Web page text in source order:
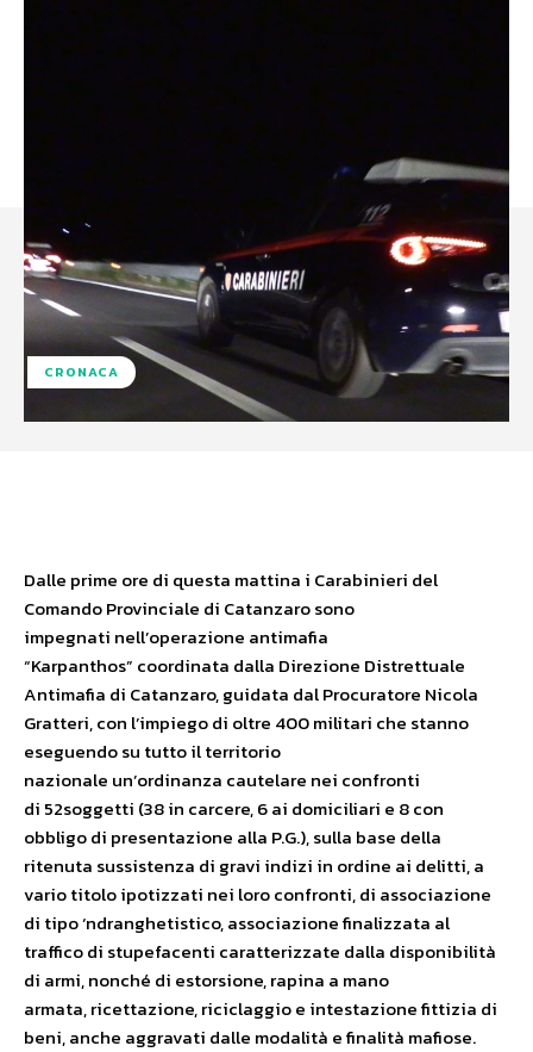
CRONACA
Dalle prime ore di questa mattina i Carabinieri del
Comando Provinciale di Catanzaro sono
impegnati nell’operazione antimafia
“Karpanthos” coordinata dalla Direzione Distrettuale
Antimafia di Catanzaro, guidata dal Procuratore Nicola
Gratteri, con l’impiego di oltre 400 militari che stanno
eseguendo su tutto il territorio
nazionale un’ordinanza cautelare nei confronti
di 52soggetti (38 in carcere, 6 ai domiciliari e 8 con
obbligo di presentazione alla P.G.), sulla base della
ritenuta sussistenza di gravi indizi in ordine ai delitti, a
vario titolo ipotizzati nei loro confronti, di associazione
di tipo ‘ndranghetistico, associazione finalizzata al
traffico di stupefacenti caratterizzate dalla disponibilità
di armi, nonché di estorsione, rapina a mano
armata, ricettazione, riciclaggio e intestazione fittizia di
beni, anche aggravati dalle modalità e finalità mafiose.